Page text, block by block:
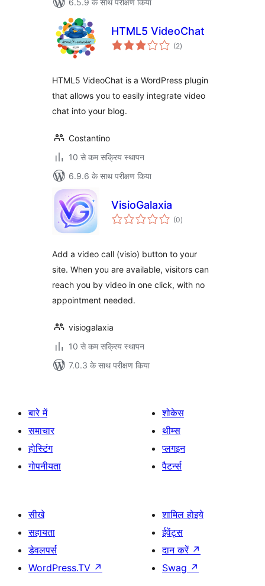
6.5.9 के साथ परीक्षण किया
HTML5 VideoChat
(2कुल
दर)
HTML5 VideoChat is a WordPress plugin
that allows you to easily integrate video
chat into your blog.
Costantino
10 से कम सक्रिय स्थापन
6.9.6 के साथ परीक्षण किया
VisioGalaxia
(0कुल
दर)
Add a video call (visio) button to your
site. When you are available, visitors can
reach you by video in one click, with no
appointment needed.
visiogalaxia
10 से कम सक्रिय स्थापन
7.0.3 के साथ परीक्षण किया
बारे में
समाचार
होस्टिंग
गोपनीयता
शोकेस
थीम्स
प्लगइन
पैटर्न्स
सीखे
सहायता
डेवलपर्स
WordPress.TV ↗
शामिल होइये
ईवेंट्स
दान करें ↗
Swag ↗